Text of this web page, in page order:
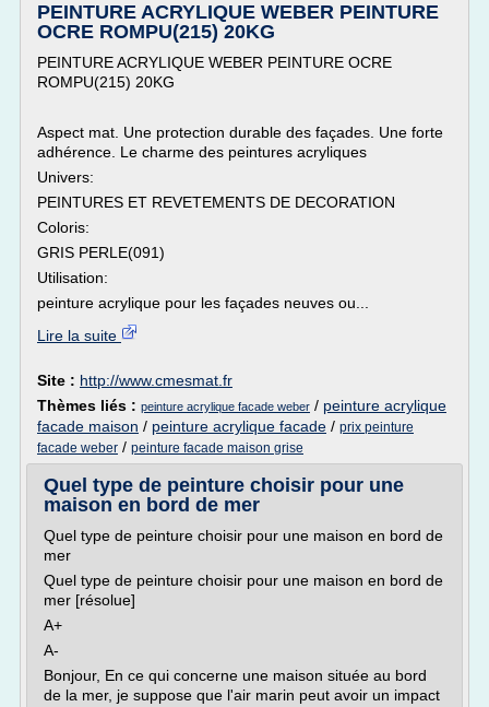
PEINTURE ACRYLIQUE WEBER PEINTURE
OCRE ROMPU(215) 20KG
PEINTURE ACRYLIQUE WEBER PEINTURE OCRE
ROMPU(215) 20KG
Aspect mat. Une protection durable des façades. Une forte
adhérence. Le charme des peintures acryliques
Univers:
PEINTURES ET REVETEMENTS DE DECORATION
Coloris:
GRIS PERLE(091)
Utilisation:
peinture acrylique pour les façades neuves ou...
Lire la suite
Site : http://www.cmesmat.fr
Thèmes liés : peinture acrylique facade weber / peinture acrylique
facade maison / peinture acrylique facade / prix peinture
facade weber / peinture facade maison grise
Quel type de peinture choisir pour une
maison en bord de mer
Quel type de peinture choisir pour une maison en bord de
mer
Quel type de peinture choisir pour une maison en bord de
mer [résolue]
A+
A-
Bonjour, En ce qui concerne une maison située au bord
de la mer, je suppose que l'air marin peut avoir un impact